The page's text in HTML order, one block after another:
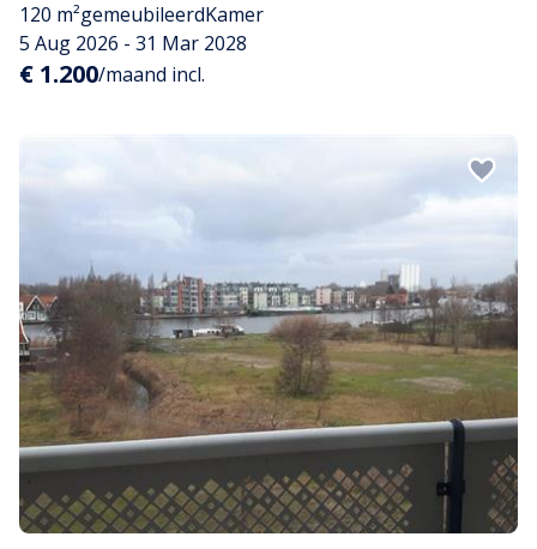
120 m²gemeubileerdKamer
5 Aug 2026 - 31 Mar 2028
€ 1.200/maand incl.